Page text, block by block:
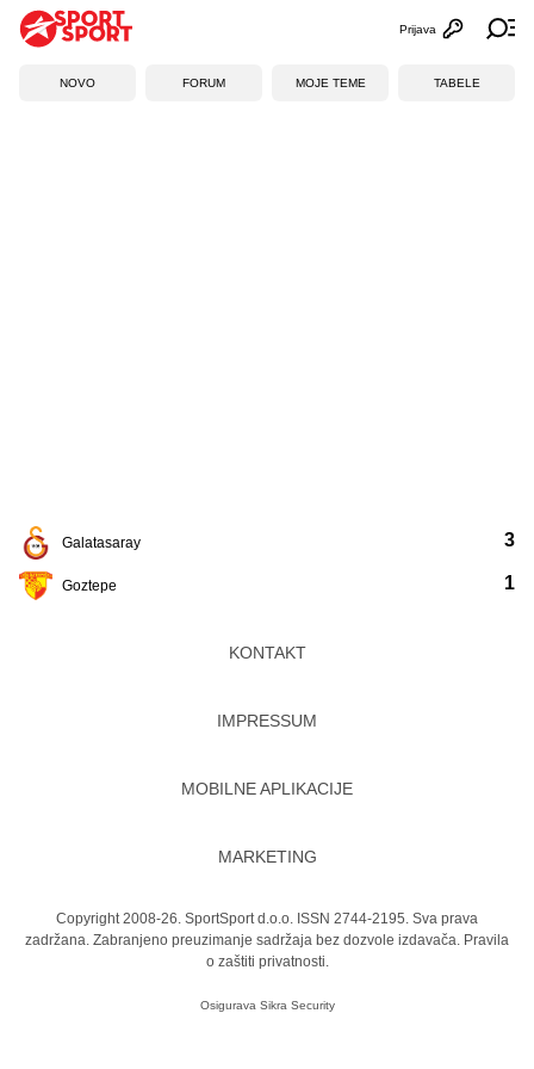
Otvori
Prijava
NOVO FORUM MOJE TEME TABELE
Galatasaray
Goztepe
3
1
KONTAKT
IMPRESSUM
MOBILNE APLIKACIJE
MARKETING
Copyright 2008-26. SportSport d.o.o. ISSN 2744-2195. Sva prava
zadržana. Zabranjeno preuzimanje sadržaja bez dozvole izdavača. Pravila
o zaštiti privatnosti.
Osigurava Sikra Security